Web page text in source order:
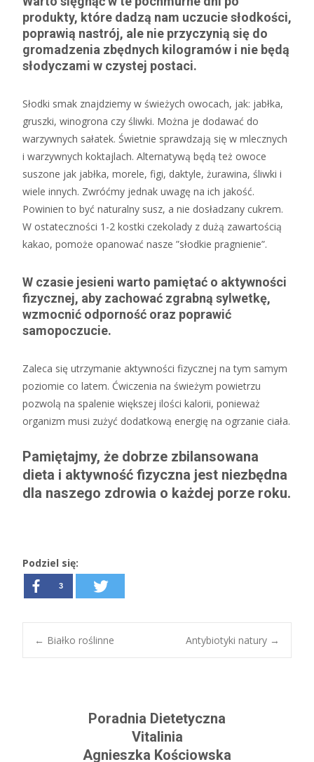
produkty, które dadzą nam uczucie słodkości,
poprawią nastrój, ale nie przyczynią się do
gromadzenia zbędnych kilogramów i nie będą
słodyczami w czystej postaci.
Słodki smak znajdziemy w świeżych owocach, jak: jabłka,
gruszki, winogrona czy śliwki. Można je dodawać do
warzywnych sałatek. Świetnie sprawdzają się w mlecznych
i warzywnych koktajlach. Alternatywą będą też owoce
suszone jak jabłka, morele, figi, daktyle, żurawina, śliwki i
wiele innych. Zwróćmy jednak uwagę na ich jakość.
Powinien to być naturalny susz, a nie dosładzany cukrem.
W ostateczności 1-2 kostki czekolady z dużą zawartością
kakao, pomoże opanować nasze ”słodkie pragnienie”.
W czasie jesieni warto pamiętać o aktywności
fizycznej, aby zachować zgrabną sylwetkę,
wzmocnić odporność oraz poprawić
samopoczucie.
Zaleca się utrzymanie aktywności fizycznej na tym samym
poziomie co latem. Ćwiczenia na świeżym powietrzu
pozwolą na spalenie większej ilości kalorii, ponieważ
organizm musi zużyć dodatkową energię na ogrzanie ciała.
Pamiętajmy, że dobrze zbilansowana
dieta i aktywność fizyczna jest niezbędna
dla naszego zdrowia o każdej porze roku.
Podziel się:
3
← Białko roślinne Antybiotyki natury →
Poradnia Dietetyczna
Vitalinia
Agnieszka Kościowska